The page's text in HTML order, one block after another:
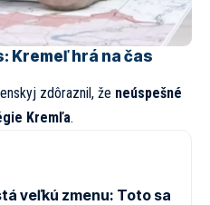
Kremeľ hrá na čas
zdôraznil, že neúspešné
Kremľa.
veľkú zmenu: Toto sa